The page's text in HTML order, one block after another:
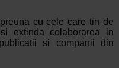
cu cele care tin de
extinda colaborarea in
si companii din